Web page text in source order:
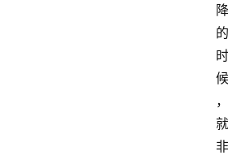
降
的
时
候
，
就
非